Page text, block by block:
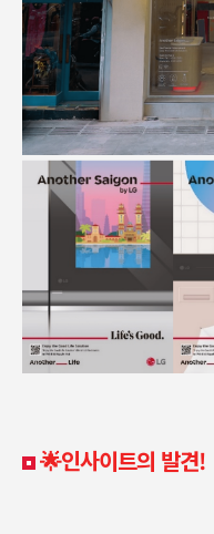
🌟인사이트의 발견!